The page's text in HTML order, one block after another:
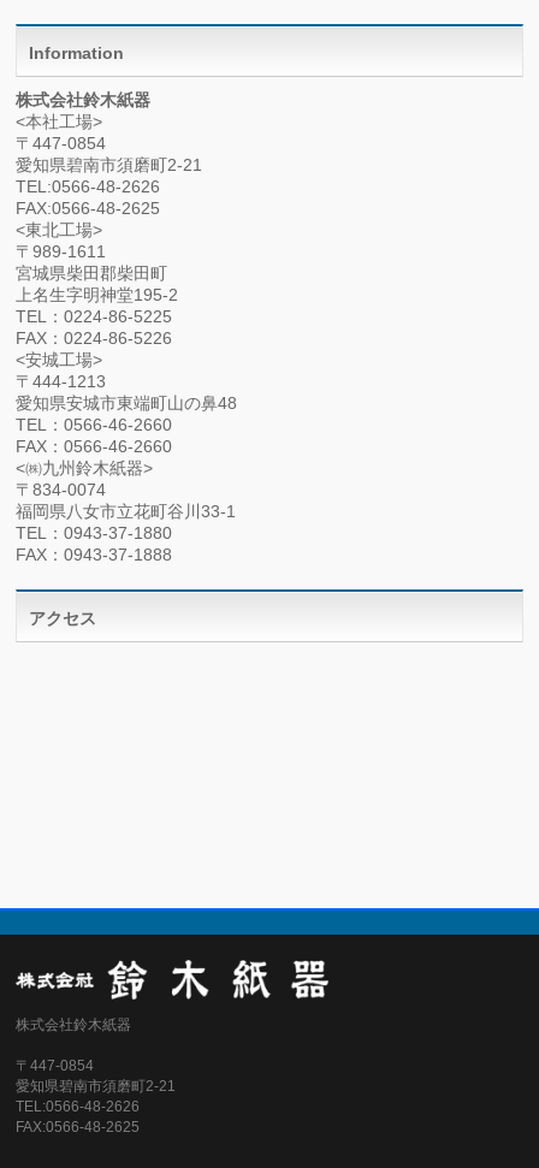
Information
株式会社鈴木紙器
<本社工場>
〒447-0854
愛知県碧南市須磨町2-21
TEL:0566-48-2626
FAX:0566-48-2625
<東北工場>
〒989-1611
宮城県柴田郡柴田町
上名生字明神堂195-2
TEL：0224-86-5225
FAX：0224-86-5226
<安城工場>
〒444-1213
愛知県安城市東端町山の鼻48
TEL：0566-46-2660
FAX：0566-46-2660
<㈱九州鈴木紙器>
〒834-0074
福岡県八女市立花町谷川33-1
TEL：0943-37-1880
FAX：0943-37-1888
アクセス
株式会社鈴木紙器
〒447-0854
愛知県碧南市須磨町2-21
TEL:0566-48-2626
FAX:0566-48-2625